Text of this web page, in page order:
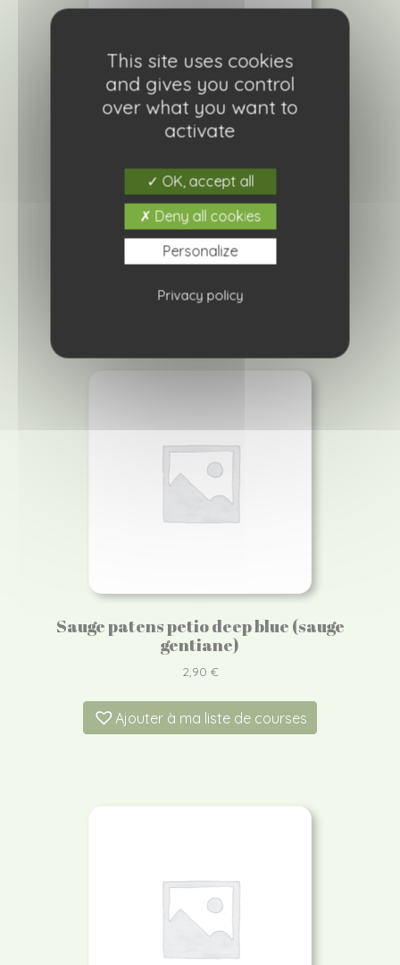
Phlox gisele mix
2,90€
Sauge patens petio deep blue (sauge
gentiane)
2,90 €
Ajouter à ma liste de courses
This site uses cookies
and gives you control
over what you want to
activate
OK, accept all
Deny all cookies
Personalize
Privacy policy